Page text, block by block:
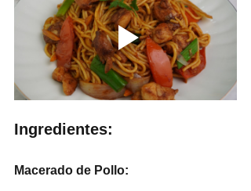
Ingredientes:
Macerado de Pollo: